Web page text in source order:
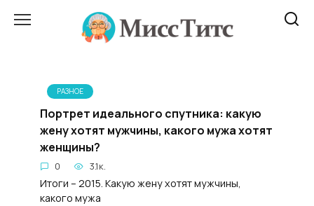
РАЗНОЕ
Портрет идеального спутника: какую
жену хотят мужчины, какого мужа хотят
женщины?
0 3.1к.
Итоги – 2015. Какую жену хотят мужчины,
какого мужа